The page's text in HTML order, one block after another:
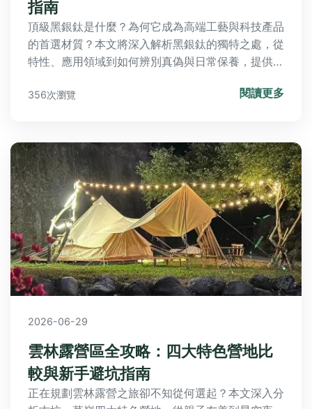
指南
頂級黑銀鈦是什麼？為何它成為高端工藝與科技產品
的首選材質？本文將深入解析黑銀鈦的獨特之處，從
特性、應用領域到如何辨別真偽與日常保養，提供最
356次瀏覽 閱讀更多
2026-06-29
雲林露營區全攻略：四大特色營地比
較與新手避坑指南
正在規劃雲林露營之旅卻不知從何選起？本文深入分